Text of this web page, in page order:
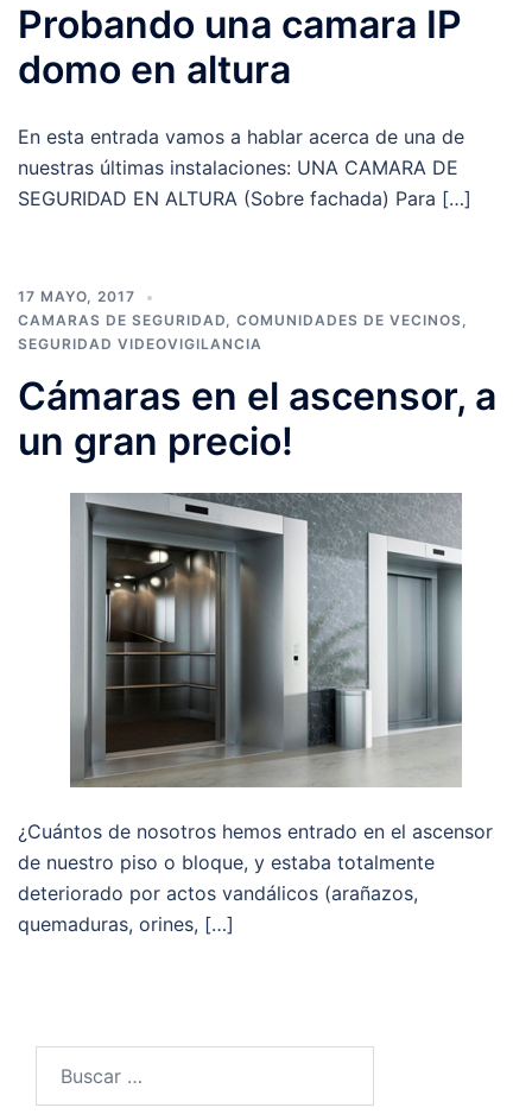
Probando una camara IP
domo en altura
En esta entrada vamos a hablar acerca de una de
nuestras últimas instalaciones: UNA CAMARA DE
SEGURIDAD EN ALTURA (Sobre fachada) Para […]
17 MAYO, 2017
CAMARAS DE SEGURIDAD, COMUNIDADES DE VECINOS,
SEGURIDAD VIDEOVIGILANCIA
Cámaras en el ascensor, a
un gran precio!
¿Cuántos de nosotros hemos entrado en el ascensor
de nuestro piso o bloque, y estaba totalmente
deteriorado por actos vandálicos (arañazos,
quemaduras, orines, […]